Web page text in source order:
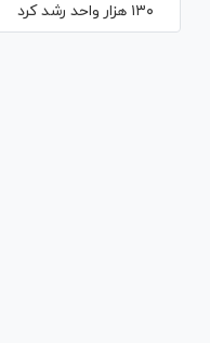
۱۳۰ هزار واحد رشد کرد